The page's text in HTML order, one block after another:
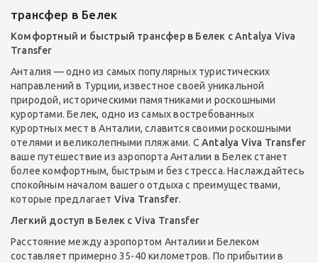
трансфер в Белек
Комфортный и быстрый трансфер в Белек с Antalya Viva
Transfer
Анталия — одно из самых популярных туристических
направлений в Турции, известное своей уникальной
природой, историческими памятниками и роскошными
курортами. Белек, одно из самых востребованных
курортных мест в Анталии, славится своими роскошными
отелями и великолепными пляжами. СAntalya Viva Transfer
ваше путешествие из аэропорта Анталии в Белек станет
более комфортным, быстрым и без стресса. Наслаждайтесь
спокойным началом вашего отдыха с преимуществами,
которые предлагает Viva Transfer.
Легкий доступ в Белек с Viva Transfer
Расстояние между аэропортом Анталии и Белеком
составляет примерно 35-40 километров. По прибытии в